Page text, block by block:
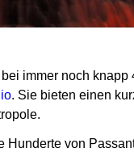
immer noch knapp
. Sie bieten einen
Hunderte von